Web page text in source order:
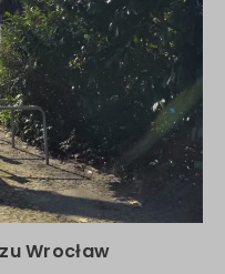
Wrocław